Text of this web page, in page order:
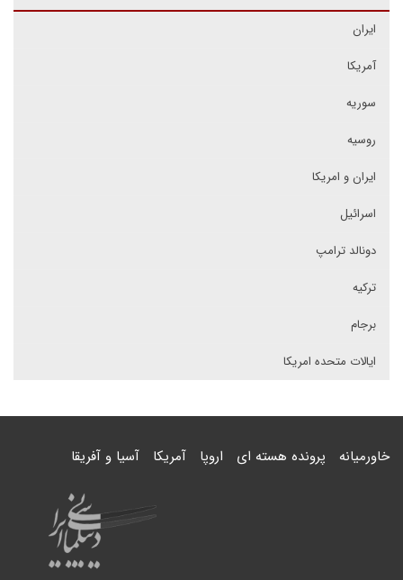
ایران
آمریکا
سوریه
روسیه
ایران و امریکا
اسرائیل
دونالد ترامپ
ترکیه
برجام
ایالات متحده امریکا
خاورمیانه پرونده هسته ای اروپا آمریکا آسیا و آفریقا